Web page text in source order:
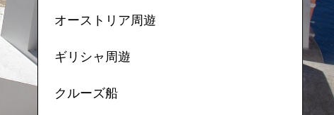
オーストリア周遊
ギリシャ周遊
クルーズ船